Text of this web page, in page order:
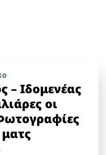
– Ιδομενέας
οι